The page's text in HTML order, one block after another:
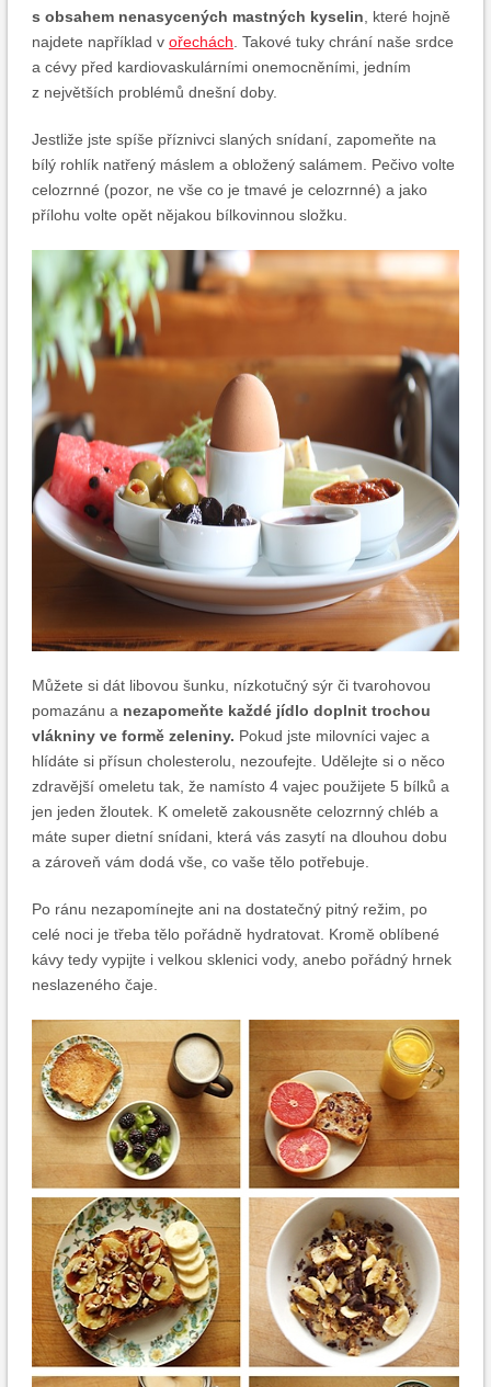
s obsahem nenasycených mastných kyselin , které hojně
najdete například v ořechách . Takové tuky chrání naše srdce
a cévy před kardiovaskulárními onemocněními, jedním
z největších problémů dnešní doby.
Jestliže jste spíše příznivci slaných snídaní, zapomeňte na
bílý rohlík natřený máslem a obložený salámem. Pečivo volte
celozrnné (pozor, ne vše co je tmavé je celozrnné) a jako
přílohu volte opět nějakou bílkovinnou složku.
Můžete si dát libovou šunku, nízkotučný sýr či tvarohovou
pomazánu a nezapomeňte každé jídlo doplnit trochou
vlákniny ve formě zeleniny. Pokud jste milovníci vajec a
hlídáte si přísun cholesterolu, nezoufejte. Udělejte si o něco
zdravější omeletu tak, že namísto 4 vajec použijete 5 bílků a
jen jeden žloutek. K omeletě zakousněte celozrnný chléb a
máte super dietní snídani, která vás zasytí na dlouhou dobu
a zároveň vám dodá vše, co vaše tělo potřebuje.
Po ránu nezapomínejte ani na dostatečný pitný režim, po
celé noci je třeba tělo pořádně hydratovat. Kromě oblíbené
kávy tedy vypijte i velkou sklenici vody, anebo pořádný hrnek
neslazeného čaje.